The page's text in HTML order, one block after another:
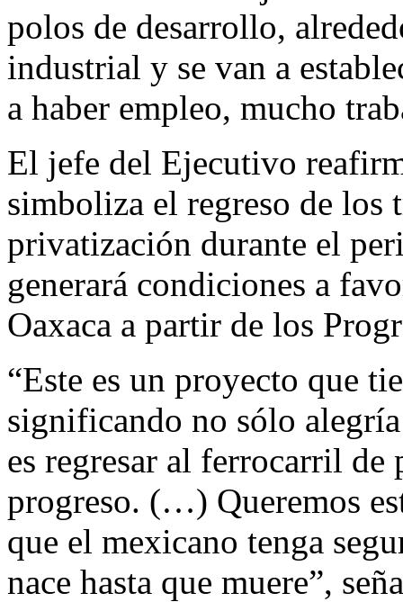
polos de desarrollo,
industrial y se van a
a haber empleo, mucho
El jefe del Ejecutivo
simboliza el regreso de los
privatización durante el
generará condiciones a
Oaxaca a partir de los
“Este es un proyecto que
significando no sólo
es regresar al ferrocarril
progreso. (…) Queremos
que el mexicano tenga
nace hasta que muere”,